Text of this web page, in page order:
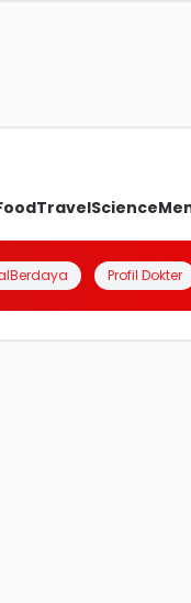
TravelScience
Profil Dokter